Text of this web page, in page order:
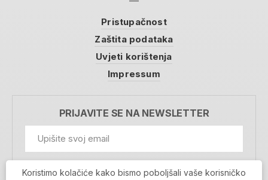
Pristupačnost
Zaštita podataka
Uvjeti korištenja
Impressum
PRIJAVITE SE NA NEWSLETTER
Koristimo kolačiće kako bismo poboljšali vaše korisničko